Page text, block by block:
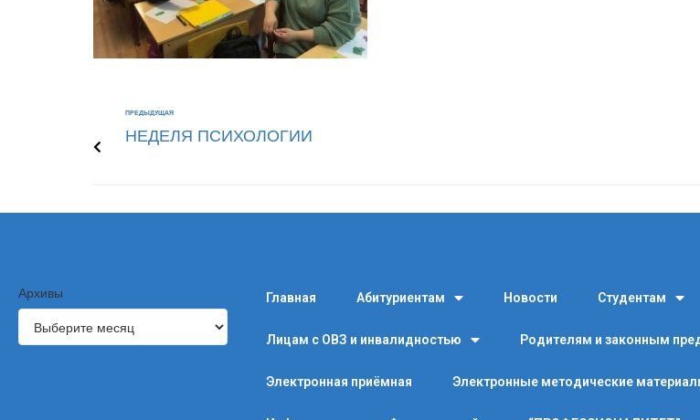
ПРЕДЫДУЩАЯ
НЕДЕЛЯ ПСИХОЛОГИИ
Архивы Главная Абитуриентам Новости Студентам
Лицам с ОВЗ и инвалидностью Родителям и законным
Электронная приёмная Электронные методические